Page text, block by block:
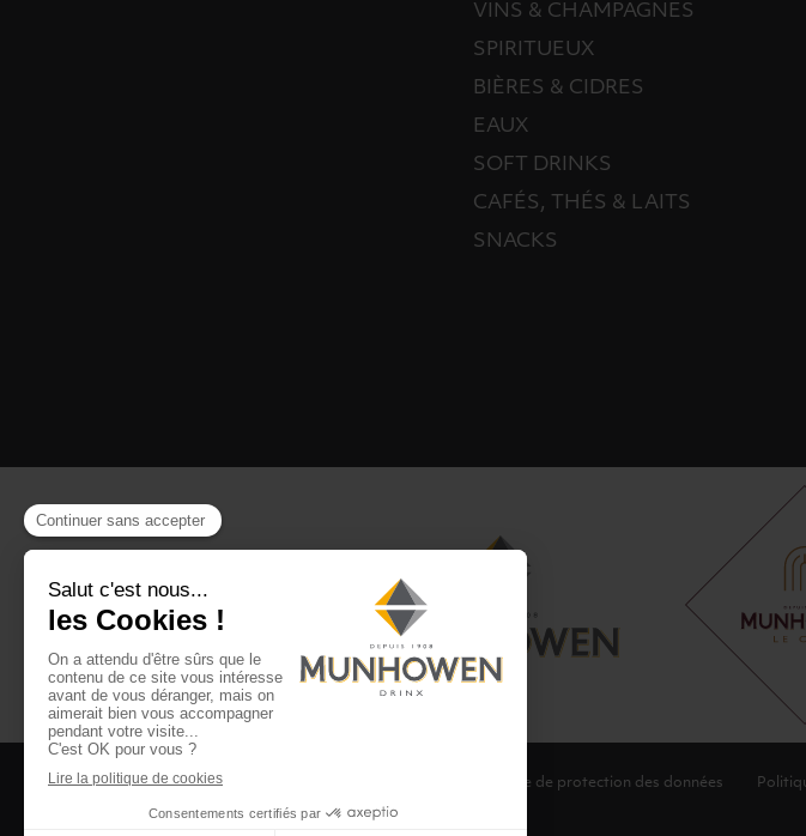
VINS & CHAMPAGNES
SPIRITUEUX
BIÈRES & CIDRES
EAUX
SOFT DRINKS
CAFÉS, THÉS & LAITS
SNACKS
CGV CGU Club Drinx Politique de protection des données
©2026 Munhowen Drinx / Tous droits réservés